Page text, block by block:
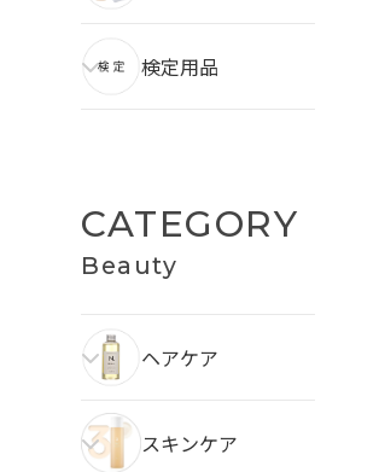
検定用品
CATEGORY
Beauty
ヘアケア
スキンケア